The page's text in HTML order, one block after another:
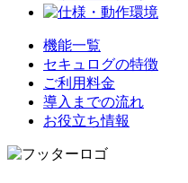
機能一覧
セキュログの特徴
ご利用料金
導入までの流れ
お役立ち情報